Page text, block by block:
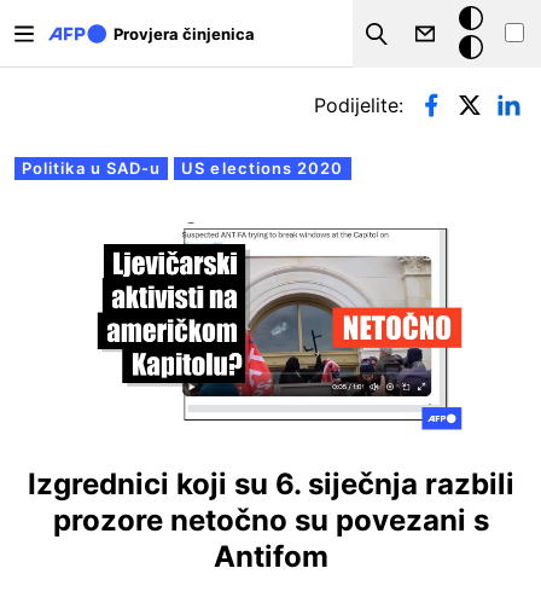
Provjera činjenica
Search
Tamna
pozadina
Primarne oznake
Politika u SAD-u US elections 2020
Podijelite:
Izgrednici koji su 6. siječnja razbili
prozore netočno su povezani s
Antifom